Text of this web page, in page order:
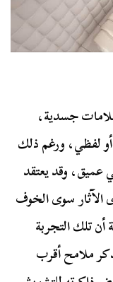
جسدية،
لفظي، ورغم ذلك
عميق، وقد يعتقد
الآثار سوى الخوف
تلك التجربة
ملامح أقرب